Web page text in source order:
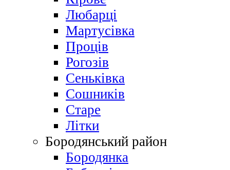
Любарці
Мартусівка
Проців
Рогозів
Сеньківка
Сошників
Старе
Літки
Бородянський район
Бородянка